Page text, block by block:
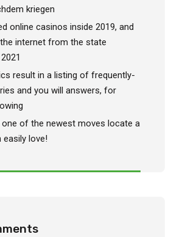
kriegen
online casinos inside 2019, and
internet from the state
result in a listing of frequently-
and you will answers, for
of the newest moves locate a
love!